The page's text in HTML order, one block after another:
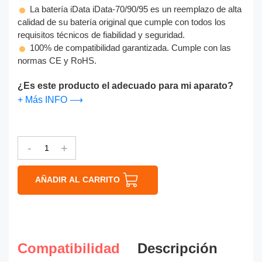
La batería iData iData-70/90/95 es un reemplazo de alta
calidad de su batería original que cumple con todos los
requisitos técnicos de fiabilidad y seguridad.
100% de compatibilidad garantizada. Cumple con las
normas CE y RoHS.
¿Es este producto el adecuado para mi aparato?
+ Más INFO ⟶
- +
AÑADIR AL CARRITO
Compatibilidad
Descripción